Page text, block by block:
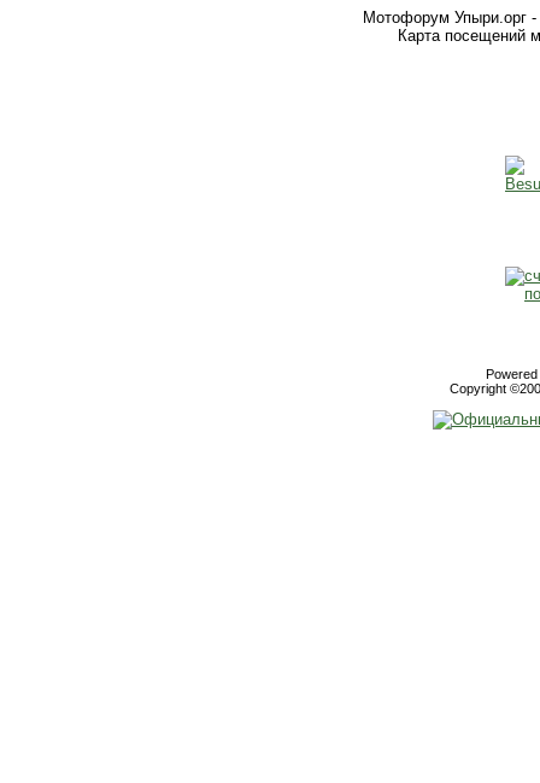
Мотофорум Упыри.орг -
Карта посещений
Copyright